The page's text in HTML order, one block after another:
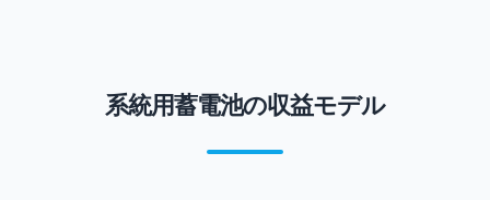
系統用蓄電池の収益モデル